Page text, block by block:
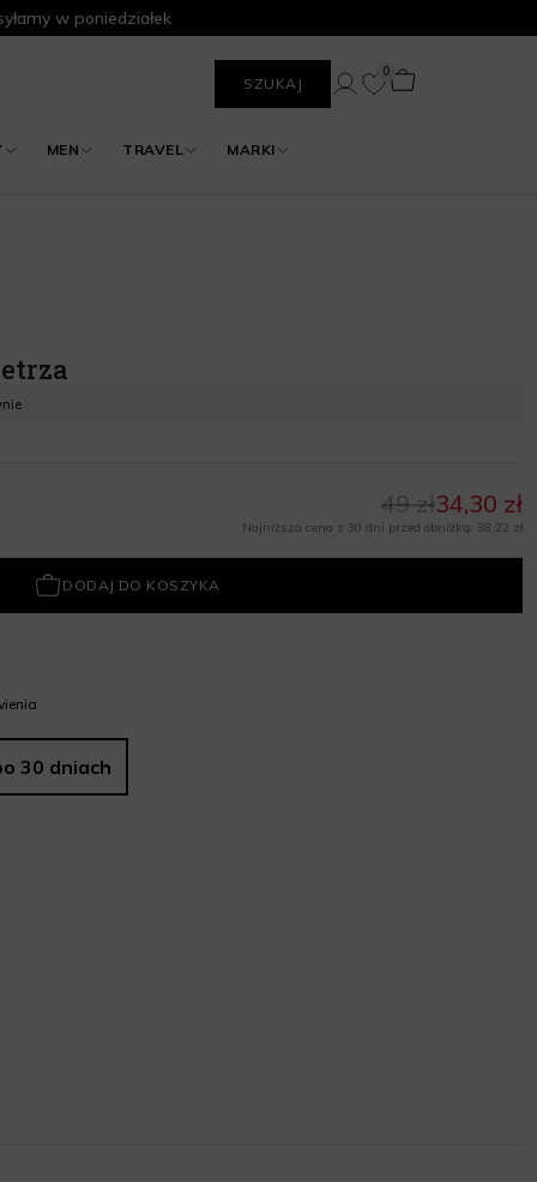
w poniedziałek
SZUKAJ
MEN TRAVEL MARKI
0
34,30 zł
49 zł
Najniższa cena z 30 dni przed obniżką: 38,22 zł
DODAJ DO KOSZYKA
30 dniach